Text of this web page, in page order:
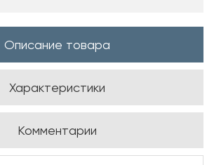
Описание товара
Характеристики
Комментарии